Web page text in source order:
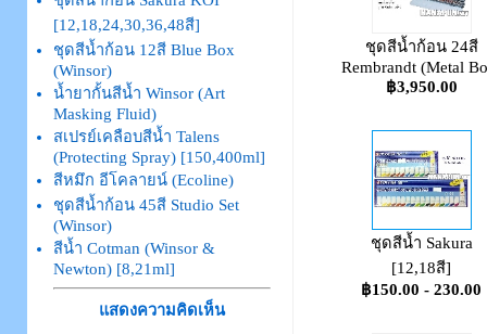
[12,18,24,30,36,48สี]
ชุดสีน้ำก้อน 12สี Blue Box
(Winsor)
น้ำยากั้นสีน้ำ Winsor (Art
Masking Fluid)
สเปรย์เคลือบสีน้ำ Talens
(Protecting Spray) [150,400ml]
สีหมึก อีโคลายน์ (Ecoline)
ชุดสีน้ำก้อน 45สี Studio Set
(Winsor)
สีน้ำ Cotman (Winsor &
Newton) [8,21ml]
แสดงความคิดเห็น
ชุดสีน้ำก้อน 24สี
Rembrandt (Metal
฿3,950.00
ชุดสีน้ำ Sakura
[12,18สี]
฿150.00 - 230.00